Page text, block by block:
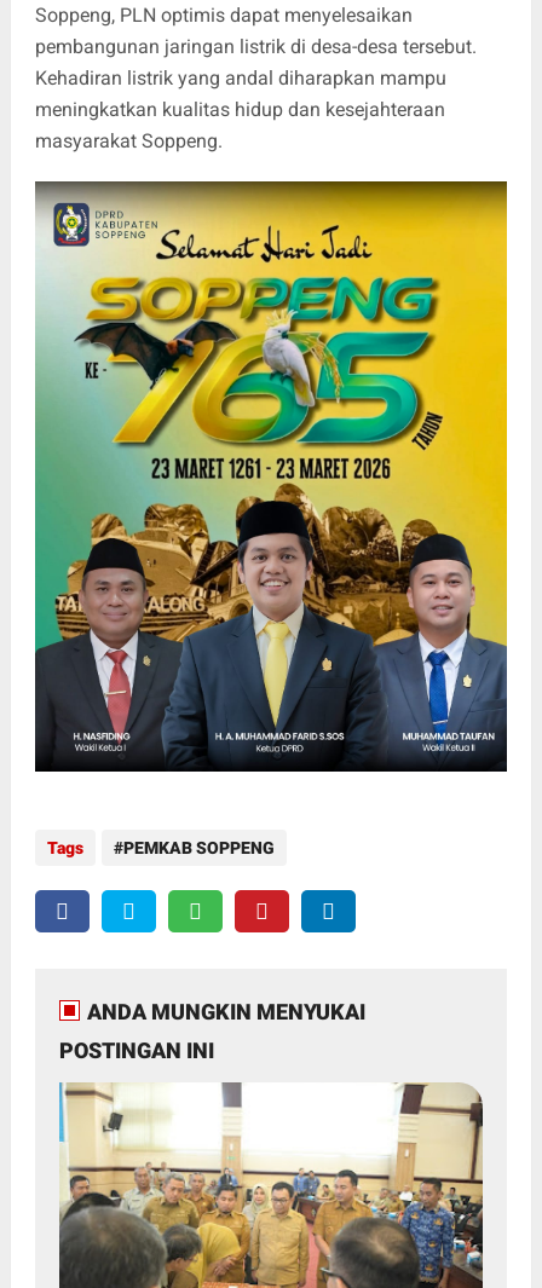
Soppeng, PLN optimis dapat menyelesaikan
pembangunan jaringan listrik di desa-desa tersebut.
Kehadiran listrik yang andal diharapkan mampu
meningkatkan kualitas hidup dan kesejahteraan
masyarakat Soppeng.
Tags PEMKAB SOPPENG
ANDA MUNGKIN MENYUKAI
POSTINGAN INI